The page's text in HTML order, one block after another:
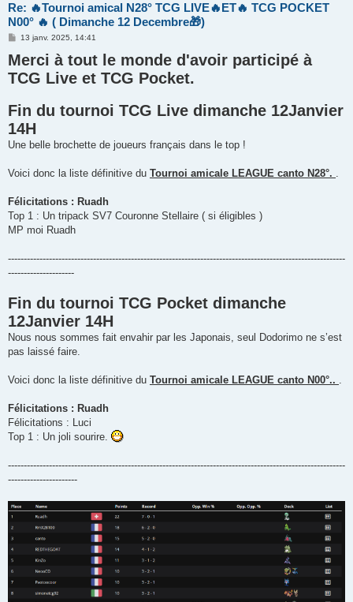
Re: 🔥Tournoi amical N28° TCG LIVE🔥ET🔥 TCG POCKET
N00° 🔥 ( Dimanche 12 Decembre🎁)
M
s
s
a
g
13 janv. 2025, 14:41
Merci à tout le monde d'avoir participé à
TCG Live et TCG Pocket.
Fin du tournoi TCG Live dimanche 12Janvier
14H
Une belle brochette de joueurs français dans le top !
Voici donc la liste définitive du Tournoi amicale LEAGUE canto N28°.
Félicitations : Ruadh
Top 1 : Un tripack SV7 Couronne Stellaire ( si éligibles )
MP moi Ruadh
-----------------------------------------------------------------------------------------------------------
---------------------
Fin du tournoi TCG Pocket dimanche
12Janvier 14H
Nous nous sommes fait envahir par les Japonais, seul Dodorimo ne s’est
pas laissé faire.
Voici donc la liste définitive du Tournoi amicale LEAGUE canto N00°..
Félicitations : Ruadh
Félicitations : Luci
Top 1 : Un joli sourire.
-----------------------------------------------------------------------------------------------------------
----------------------